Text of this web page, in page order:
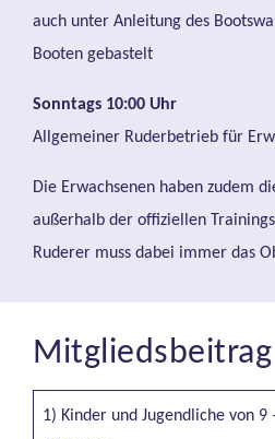
auch unter Anleitung des
Booten gebastelt
Sonntags 10:00 Uhr
Allgemeiner Ruderbetrieb für
Die Erwachsenen haben zudem
außerhalb der offiziellen
Ruderer muss dabei immer das
Mitgliedsbeitrag
1) Kinder und Jugendliche von 9